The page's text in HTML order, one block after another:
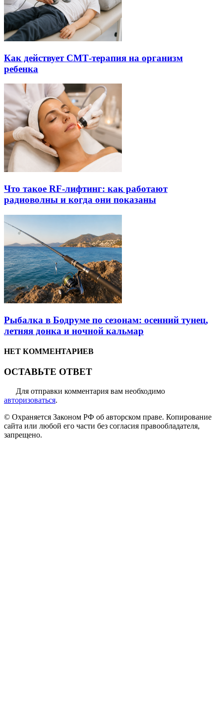
Как действует СМТ-терапия на организм
ребенка
Что такое RF-лифтинг: как работают
радиоволны и когда они показаны
Рыбалка в Бодруме по сезонам: осенний тунец,
летняя донка и ночной кальмар
НЕТ КОММЕНТАРИЕВ
ОСТАВЬТЕ ОТВЕТ
Для отправки комментария вам необходимо
авторизоваться.
© Охраняется Законом РФ об авторском праве. Копирование
сайта или любой его части без согласия правообладателя,
запрещено.